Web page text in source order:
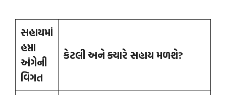
સહાયમાં
હપ્તા
અંગેની
વિગત
કેટલી અને ક્યારે સહાય મળશે?